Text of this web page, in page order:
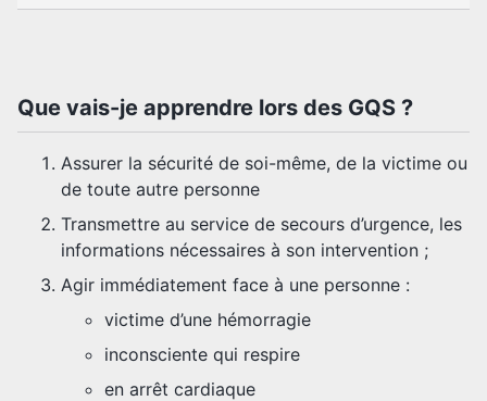
Que vais-je apprendre lors des GQS ?
Assurer la sécurité de soi-même, de la victime ou
de toute autre personne
Transmettre au service de secours d’urgence, les
informations nécessaires à son intervention ;
Agir immédiatement face à une personne :
victime d’une hémorragie
inconsciente qui respire
en arrêt cardiaque